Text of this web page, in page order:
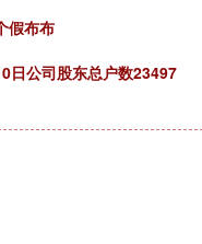
假布布
日公司股东总户数23497